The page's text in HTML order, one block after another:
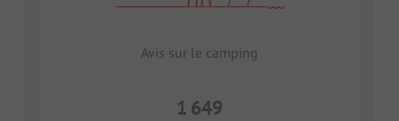
Avis sur le camping
1 649